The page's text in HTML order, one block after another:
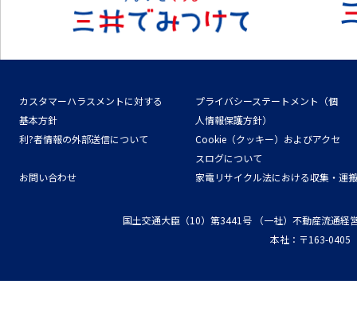
カスタマーハラスメントに対する
基本方針
プライバシーステートメント（個
人情報保護方針）
利?者情報の外部送信について
Cookie（クッキー）およびアクセ
スログについて
お問い合わせ
家電リサイクル法における収集・運
国土交通大臣（10）第3441号
（一社）不動産流通経
本社：〒163-